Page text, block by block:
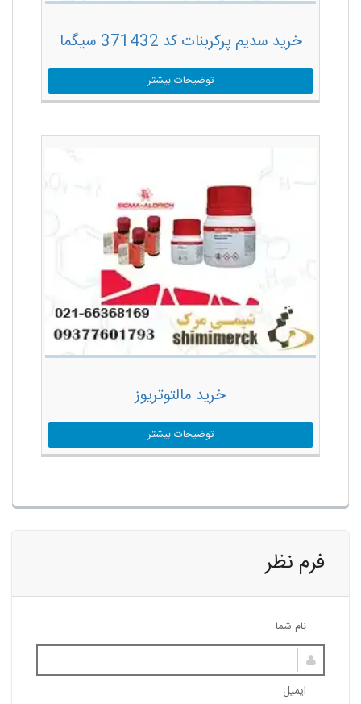
خرید سدیم پرکربنات کد 371432 سیگما
توضیحات بیشتر
خرید مالتوتریوز
توضیحات بیشتر
فرم نظر
نام شما
ایمیل